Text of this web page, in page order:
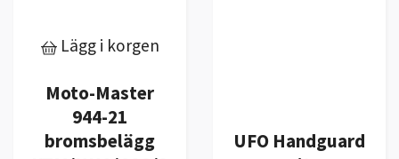
Lägg i korgen
Moto-Master
944-21
bromsbelägg
UFO Handguard